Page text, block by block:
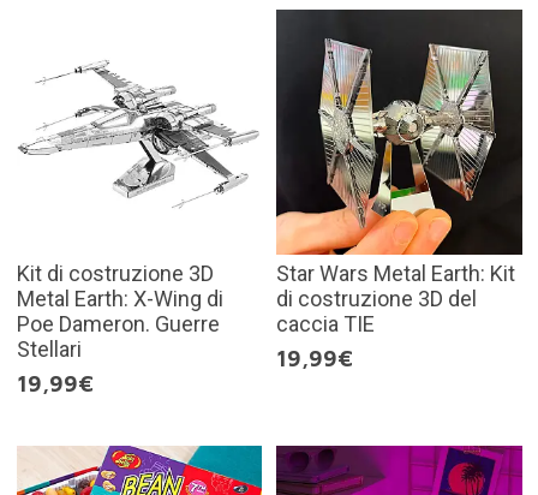
Kit di costruzione 3D
Metal Earth: X-Wing di
Poe Dameron. Guerre
Stellari
19,99€
Star Wars Metal Earth: Kit
di costruzione 3D del
caccia TIE
19,99€